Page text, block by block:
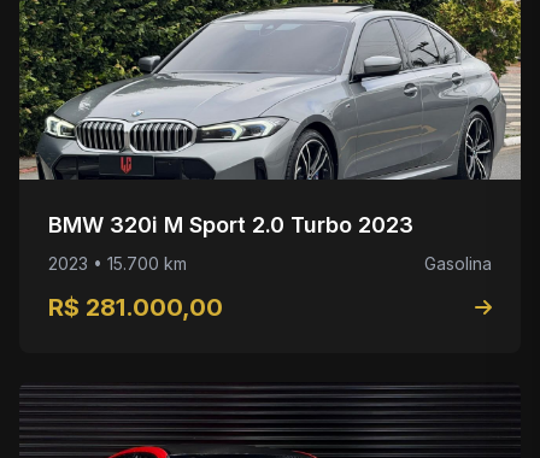
BMW 320i M Sport 2.0 Turbo 2023
2023 • 15.700 km Gasolina
R$ 281.000,00